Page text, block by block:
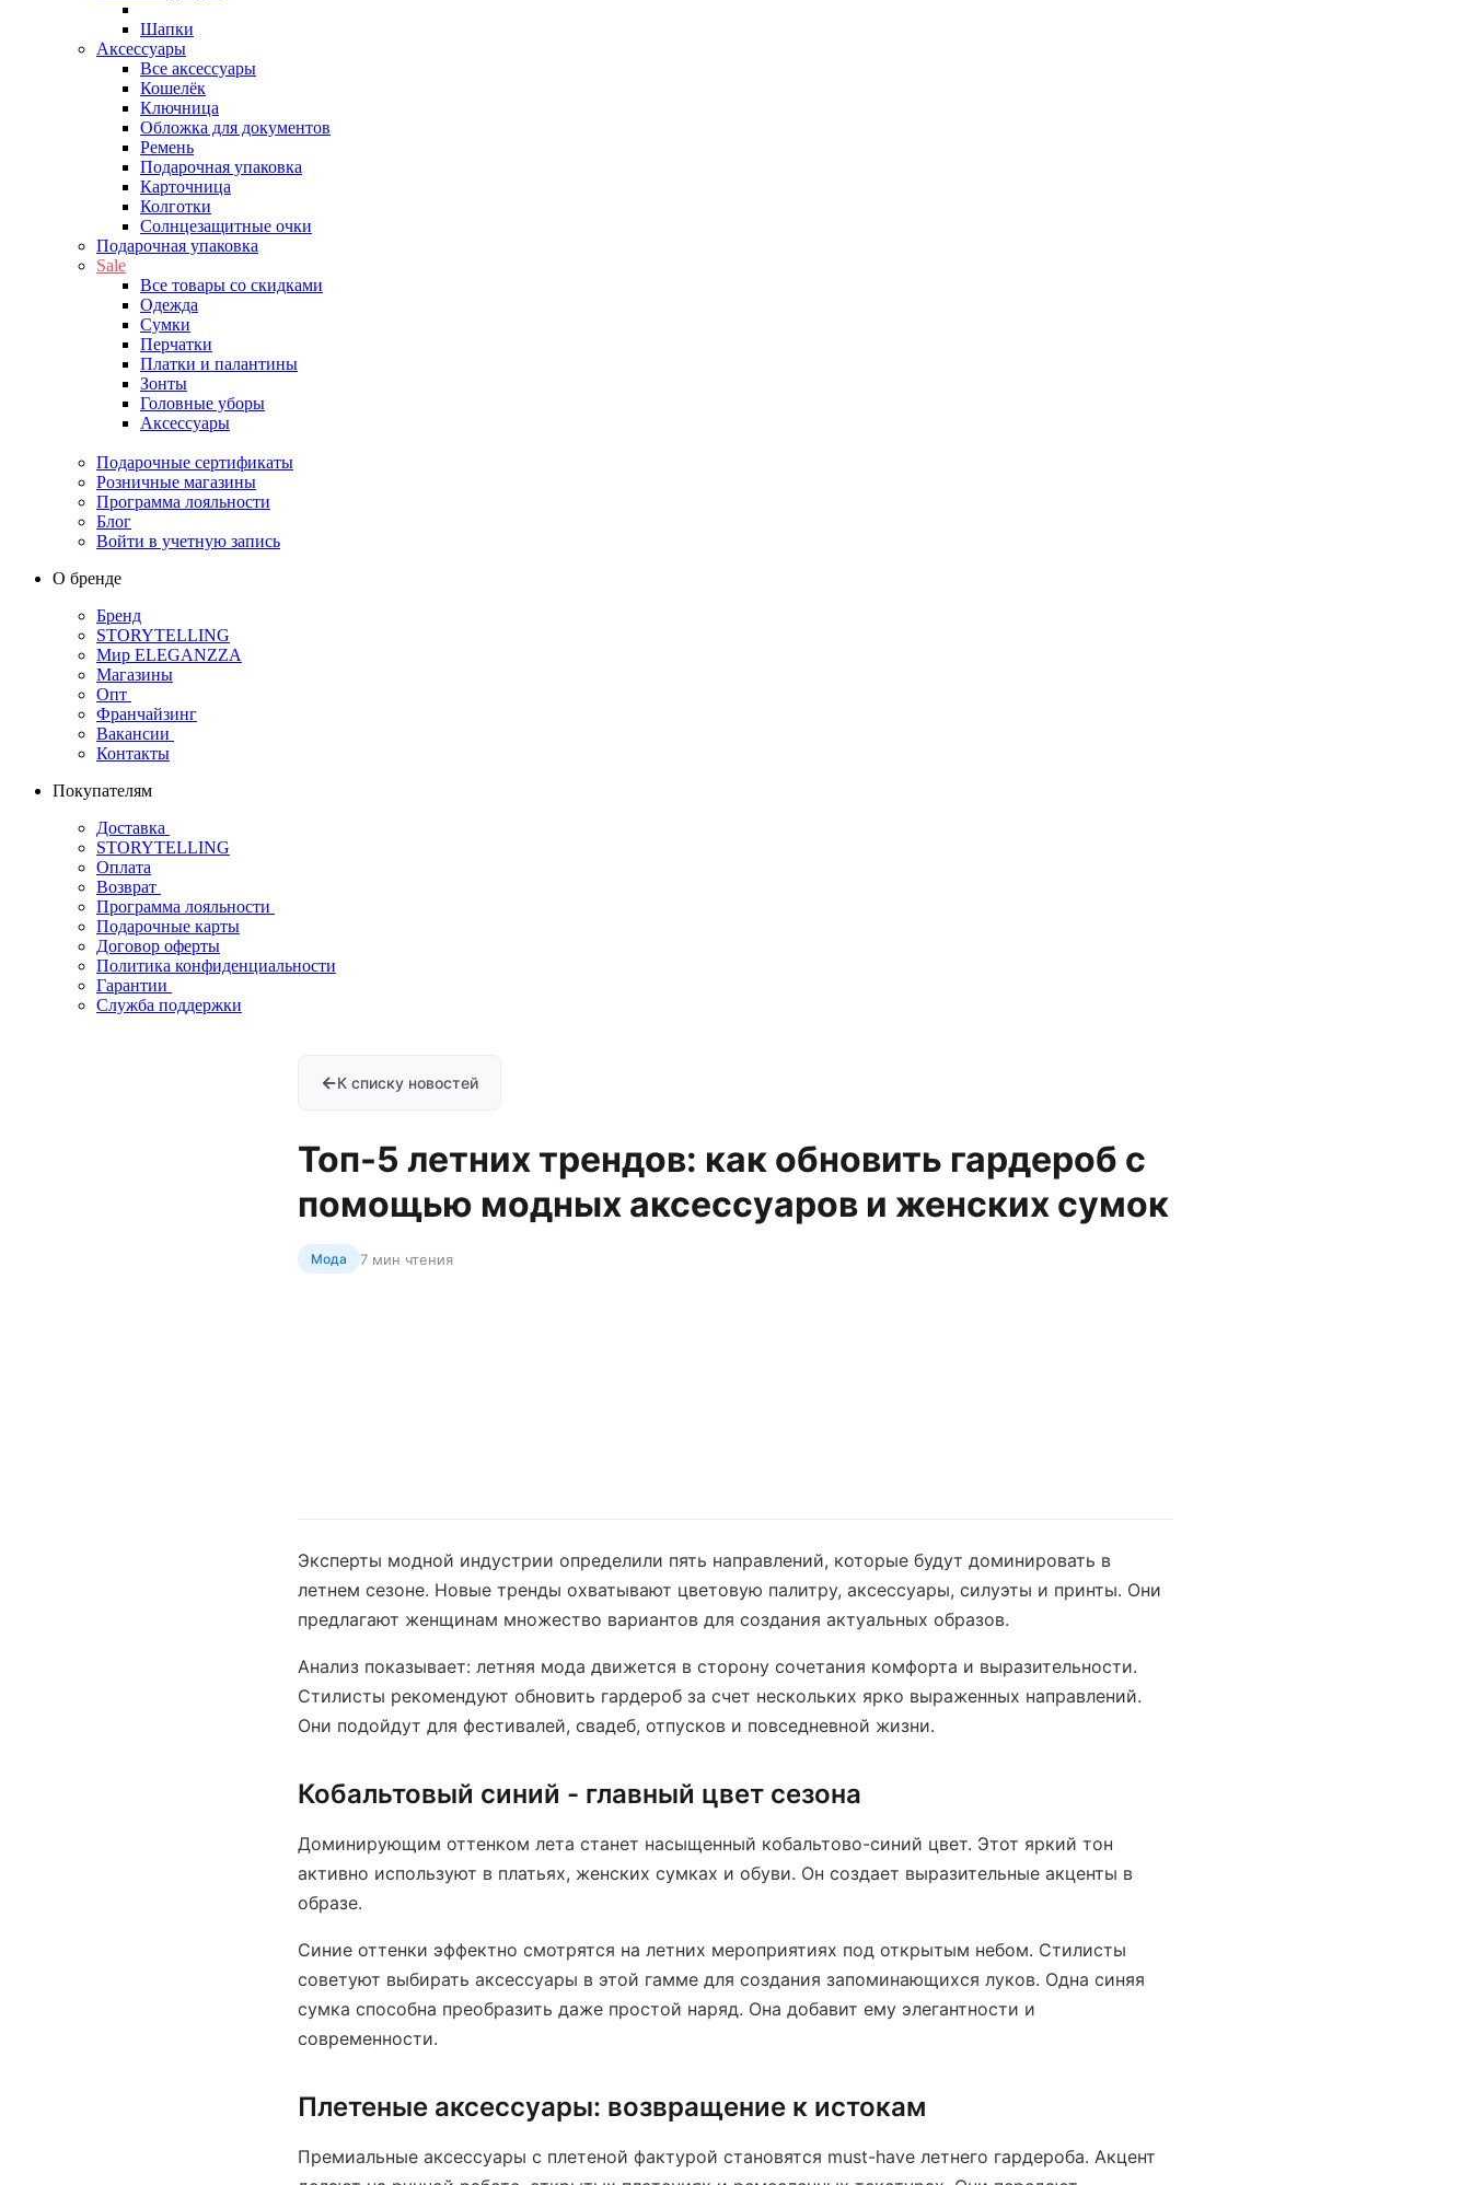
Шапки
Аксессуары
Все aксессуары
Кошелёк
Ключница
Обложка для документов
Ремень
Подарочная упаковка
Карточница
Колготки
Солнцезащитные очки
Подарочная упаковка
Sale
Все товары со скидками
Одежда
Сумки
Перчатки
Платки и палантины
Зонты
Головные уборы
Аксессуары
Подарочные сертификаты
Розничные магазины
Программа лояльности
Блог
Войти в учетную запись
О бренде
Бренд
STORYTELLING
Мир ELEGANZZA
Магазины
Опт
Франчайзинг
Вакансии
Контакты
Покупателям
Доставка
STORYTELLING
Оплата
Возврат
Программа лояльности
Подарочные карты
Договор оферты
Политика конфиденциальности
Гарантии
Служба поддержки
←К списку новостей
Топ-5 летних трендов: как обновить гардероб с
помощью модных аксессуаров и женских сумок
Мода 7 мин чтения
Эксперты модной индустрии определили пять направлений, которые будут доминировать в
летнем сезоне. Новые тренды охватывают цветовую палитру, аксессуары, силуэты и принты. Они
предлагают женщинам множество вариантов для создания актуальных образов.
Анализ показывает: летняя мода движется в сторону сочетания комфорта и выразительности.
Стилисты рекомендуют обновить гардероб за счет нескольких ярко выраженных направлений.
Они подойдут для фестивалей, свадеб, отпусков и повседневной жизни.
Кобальтовый синий - главный цвет сезона
Доминирующим оттенком лета станет насыщенный кобальтово-синий цвет. Этот яркий тон
активно используют в платьях, женских сумках и обуви. Он создает выразительные акценты в
образе.
Синие оттенки эффектно смотрятся на летних мероприятиях под открытым небом. Стилисты
советуют выбирать аксессуары в этой гамме для создания запоминающихся луков. Одна синяя
сумка способна преобразить даже простой наряд. Она добавит ему элегантности и
современности.
Плетеные аксессуары: возвращение к истокам
Премиальные аксессуары с плетеной фактурой становятся must-have летнего гардероба. Акцент